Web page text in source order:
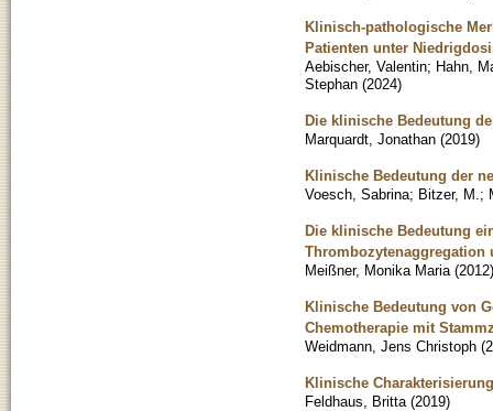
Klinisch-pathologische
Patienten unter
Aebischer, Valentin; Hahn,
Stephan (2024)
Die klinische Bedeutung
Marquardt, Jonathan (2019)
Klinische Bedeutung der
Voesch, Sabrina; Bitzer, M. ;
Die klinische Bedeutung
Thrombozytenaggregation
Meißner, Monika Maria (2012)
Klinische Bedeutung von
Chemotherapie mit
Weidmann, Jens Christoph (
Klinische
Feldhaus, Britta (2019)